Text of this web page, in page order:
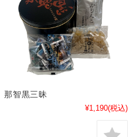
那智黒三昧
¥1,190(税込)